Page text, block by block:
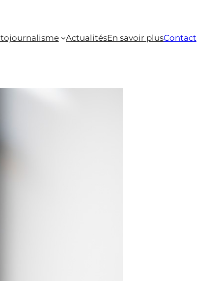
ActualitésEn savoir plusContact